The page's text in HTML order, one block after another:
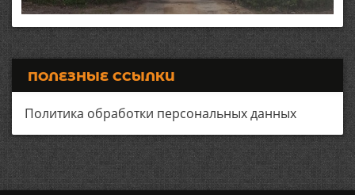
ПОЛЕЗНЫЕ ССЫЛКИ
Политика обработки персональных данных